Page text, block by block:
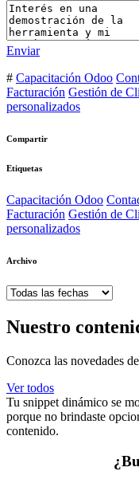
Enviar
# Capacitación Odoo
Facturación Gestión de
personalizados
Compartir
Etiquetas
Capacitación Odoo
Facturación Gestión de
personalizados
Archivo
Nuestro
Conozca las novedades
Ver todos
Tu snippet dinámico se
porque no brindaste
contenido.